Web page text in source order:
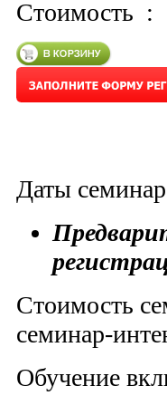
Стоимость :
Даты
Стоимость
семинар-
Обучение